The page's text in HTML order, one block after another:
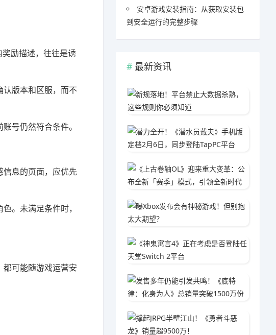
励描述，往往是诱
版本和区服，而不
号仍然符合条件。
信息的页面，应优先
。未满足条件时，
可能随游戏运营安
安卓游戏安装指南：从获取安装包
到安全运行的完整步骤
最新资讯